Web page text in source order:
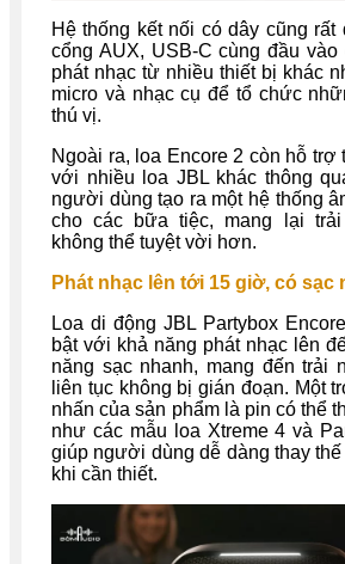
Hệ thống kết nối có dây cũng
cổng AUX, USB-C cùng đầu vào
phát nhạc từ nhiều thiết bị khác
micro và nhạc cụ để tổ chức
thú vị.
Ngoài ra, loa Encore 2 còn hỗ trợ
với nhiều loa JBL khác thông
người dùng tạo ra một hệ thống
cho các bữa tiệc, mang lại
không thể tuyệt vời hơn.
Phát nhạc lên tới 15 giờ, có sạc
Loa di động JBL Partybox
bật với khả năng phát nhạc lên
năng sạc nhanh, mang đến trải
liên tục không bị gián đoạn. Một
nhấn của sản phẩm là pin có thể
như các mẫu loa Xtreme 4 và
giúp người dùng dễ dàng thay
khi cần thiết.